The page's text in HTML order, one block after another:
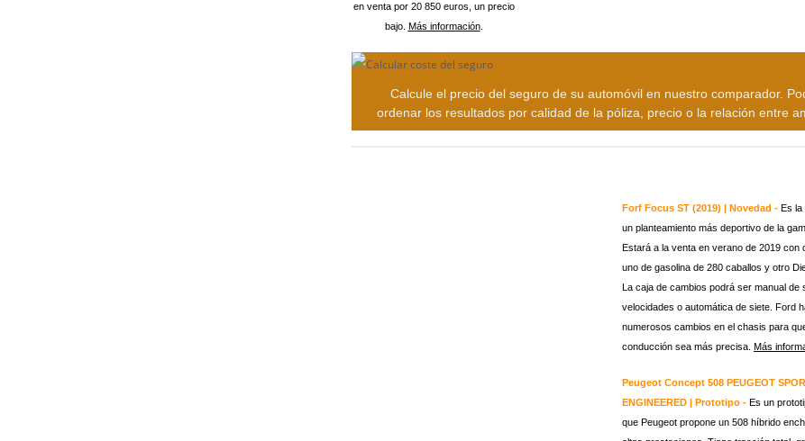
en venta por 20 850 euros, un precio
bajo. Más información.
Calcule el precio del seguro de su automóvil en nuestro comparador.
ordenar los resultados por calidad de la póliza, precio o la relación entre
Forf Focus ST (2019) | Novedad - Es la
un planteamiento más deportivo de la
Estará a la venta en verano de 2019 con
uno de gasolina de 280 caballos y otro
La caja de cambios podrá ser manual de
velocidades o automática de siete. Ford
numerosos cambios en el chasis para
conducción sea más precisa. Más
Peugeot Concept 508 PEUGEOT
ENGINEERED | Prototipo - Es un
que Peugeot propone un 508 híbrido